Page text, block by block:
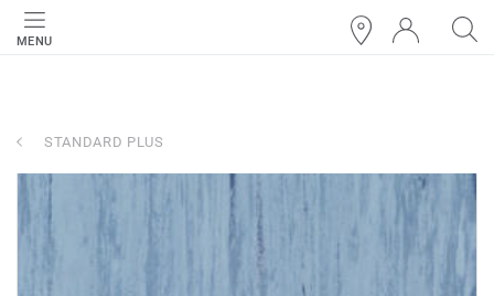
MENU
STANDARD PLUS